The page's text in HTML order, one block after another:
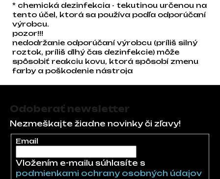
* chemická dezinfekcia - tekutinou určenou na
tento účel, ktorá sa používa podľa odporúčaní
výrobcu.
pozor!!!
nedodržanie odporúčaní výrobcu (príliš silný
roztok, príliš dlhý čas dezinfekcie) môže
spôsobiť reakciu kovu, ktorá spôsobí zmenu
farby a poškodenie nástroja
Odoberať newsletter
Nezmeškajte žiadne novinky či zľavy!
Email
Vložením e-mailu súhlasíte s
podmienkami ochrany osobných údajov